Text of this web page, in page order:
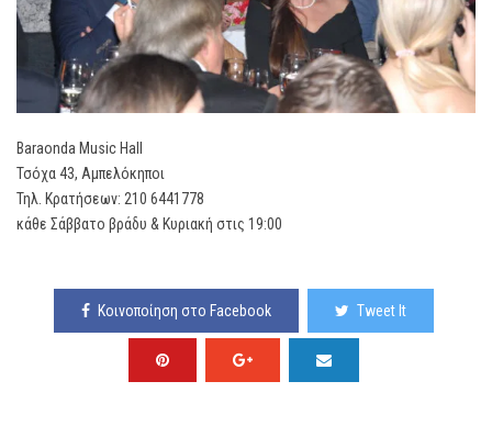
Baraonda Music Hall
Τσόχα 43, Αμπελόκηποι
Τηλ. Κρατήσεων: 210 6441778
κάθε Σάββατο βράδυ & Κυριακή στις 19:00
Κοινοποίηση στο Facebook Tweet It